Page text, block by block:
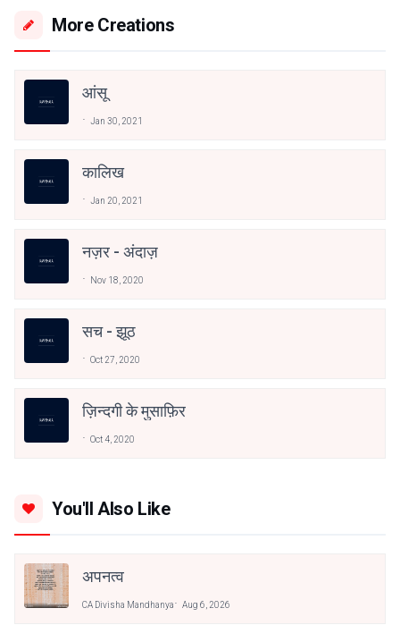
More Creations
आंसू
Jan 30, 2021
कालिख
Jan 20, 2021
नज़र - अंदाज़
Nov 18, 2020
सच - झूठ
Oct 27, 2020
ज़िन्दगी के मुसाफ़िर
Oct 4, 2020
You'll Also Like
अपनत्व
CA Divisha Mandhanya Aug 6, 2026